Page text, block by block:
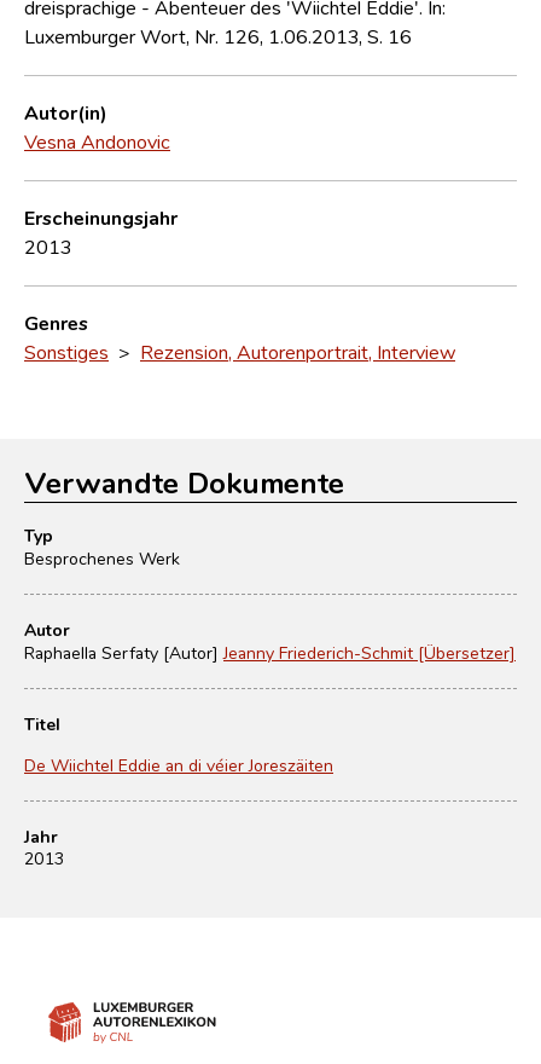
dreisprachige - Abenteuer des 'Wiichtel Eddie'. In:
Luxemburger Wort, Nr. 126, 1.06.2013, S. 16
Autor(in)
Vesna Andonovic
Erscheinungsjahr
2013
Genres
Sonstiges > Rezension, Autorenportrait, Interview
Verwandte Dokumente
Typ
Besprochenes Werk
Autor
Raphaella Serfaty [Autor] Jeanny Friederich-Schmit [Übersetzer]
Titel
De Wiichtel Eddie an di véier Joreszäiten
Jahr
2013